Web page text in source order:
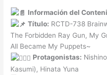
Información del
Título: RCTD-738
The Forbidden Ray Gun, My
All Became My Puppets~
Protagonistas:
Kasumi), Hinata Yuna